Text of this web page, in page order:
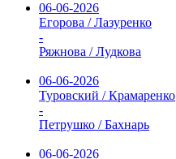
06-06-2026
Егорова / Лазуренко
-
Ряжнова / Лудкова
06-06-2026
Туровский / Крамаренко
-
Петрушко / Бахнарь
06-06-2026